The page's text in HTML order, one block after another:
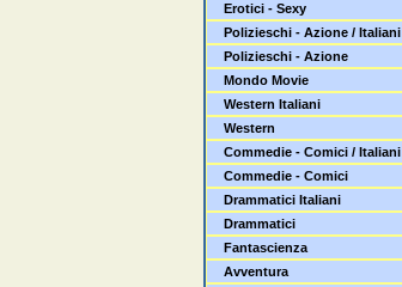
Erotici - Sexy
Polizieschi - Azione / Italiani
Polizieschi - Azione
Mondo Movie
Western Italiani
Western
Commedie - Comici / Italiani
Commedie - Comici
Drammatici Italiani
Drammatici
Fantascienza
Avventura